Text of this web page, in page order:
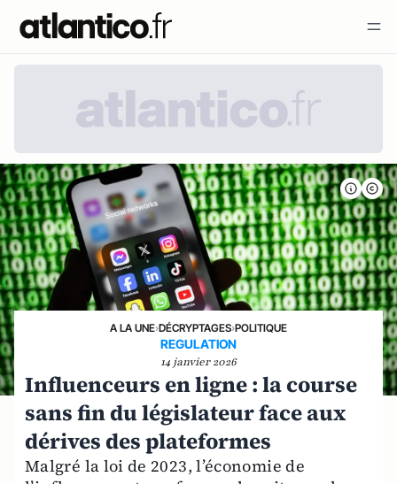
A LA UNE›DÉCRYPTAGES›POLITIQUE
REGULATION
14 janvier 2026
Influenceurs en ligne : la course
sans fin du législateur face aux
dérives des plateformes
Malgré la loi de 2023, l’économie de